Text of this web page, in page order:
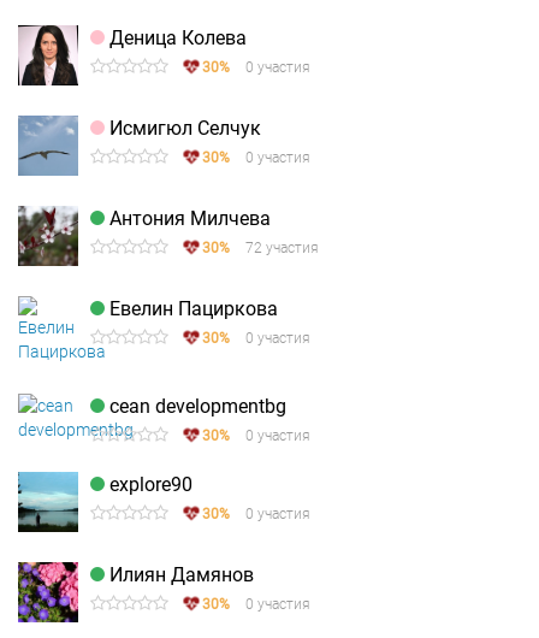
Деница Колева
30% 0 участия
Исмигюл Селчук
30% 0 участия
Антония Милчева
30% 72 участия
Евелин Пациркова
30% 0 участия
cean developmentbg
30% 0 участия
explore90
30% 0 участия
Илиян Дамянов
30% 0 участия